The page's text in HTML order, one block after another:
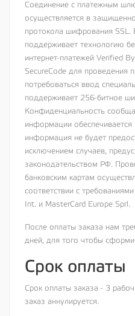
Соединение с платежным
осуществляется в
протокола шифрования SSL.
поддерживает технологию
интернет-платежей Verified
SecureCode для проведения
потребоваться ввод
поддерживает 256-битное
Конфиденциальность
информации
информация не будет
исключением случаев,
законодательством РФ.
банковским картам
соответствии с
Int. и MasterCard Europe Sprl.
После оплаты заказа нам
дней, для того чтобы
Срок оплаты
Срок оплаты заказа - 3
заказ аннулируется.